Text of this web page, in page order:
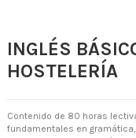
INGLÉS
HOSTELERÍA
Contenido de 80 horas
fundamentales en